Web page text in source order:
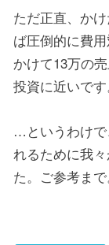
ただ正直、か
ば圧倒的に費
かけて13万の
投資に近いです
…というわけで
れるために我
た。ご参考まで